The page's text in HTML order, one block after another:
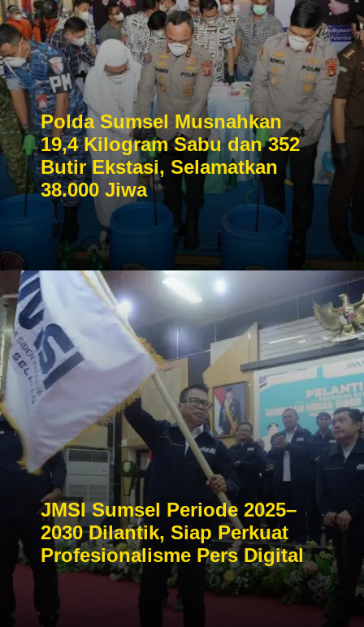
Polda Sumsel Musnahkan
19,4 Kilogram Sabu dan 352
Butir Ekstasi, Selamatkan
38.000 Jiwa
JMSI Sumsel Periode 2025–
2030 Dilantik, Siap Perkuat
Profesionalisme Pers Digital